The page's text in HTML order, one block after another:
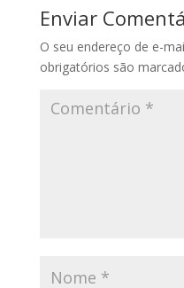
Enviar
O seu endereço de e-
obrigatórios são